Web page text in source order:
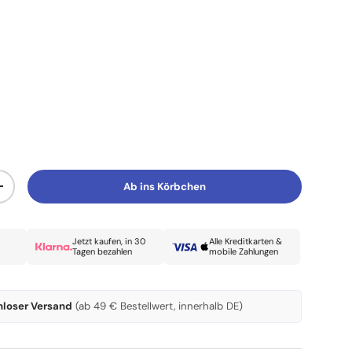
erhöhen Ab ins Körbchen
Jetzt kaufen, in 30
Tagen bezahlen
Alle Kreditkarten &
mobile Zahlungen
Versand (ab 49 € Bestellwert, innerhalb DE)